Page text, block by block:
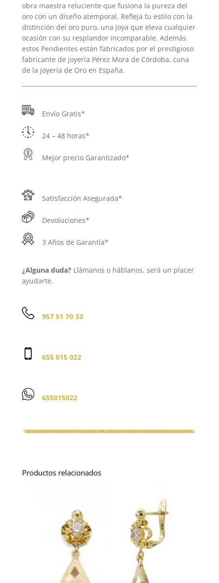
obra maestra reluciente que fusiona la pureza del
oro con un diseño atemporal. Refleja tu estilo con la
distinción del oro puro, una joya que eleva cualquier
ocasión con su resplandor incomparable. Además
estos Pendientes están fabricados por el prestigioso
fabricante de joyería Pérez Mora de Córdoba, cuna
de la joyería de Oro en España.
Envío Gratis*
24 – 48 horas*
Mejor precio Garantizado*
Satisfacción Asegurada*
Devoluciones*
3 Años de Garantía*
¿Alguna duda?Llámanos o háblanos, será un placer
ayudarte.
957 51 70 33
655 015 022
655015022
Productos relacionados